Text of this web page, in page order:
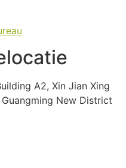
A2, Xin Jian Xing
New District